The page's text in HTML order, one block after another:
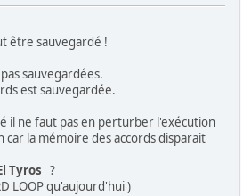
être sauvegardé !
sauvegardées.
est sauvegardée.
il ne faut pas en perturber l'exécution
car la mémoire des accords disparait
Tyros ?
LOOP qu'aujourd'hui )